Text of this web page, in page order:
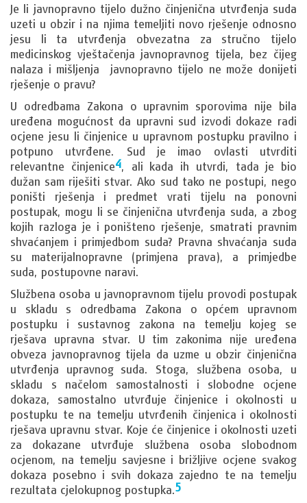
Je li javnopravno tijelo dužno činjenična utvrđenja suda
uzeti u obzir i na njima temeljiti novo rješenje odnosno
jesu li ta utvrđenja obvezatna za stručno tijelo
medicinskog vještačenja javnopravnog tijela, bez čijeg
nalaza i mišljenja javnopravno tijelo ne može donijeti
rješenje o pravu?
U odredbama Zakona o upravnim sporovima nije bila
uređena mogućnost da upravni sud izvodi dokaze radi
ocjene jesu li činjenice u upravnom postupku pravilno i
potpuno utvrđene. Sud je imao ovlasti utvrditi
relevantne činjenice4, ali kada ih utvrdi, tada je bio
dužan sam riješiti stvar. Ako sud tako ne postupi, nego
poništi rješenja i predmet vrati tijelu na ponovni
postupak, mogu li se činjenična utvrđenja suda, a zbog
kojih razloga je i poništeno rješenje, smatrati pravnim
shvaćanjem i primjedbom suda? Pravna shvaćanja suda
su materijalnopravne (primjena prava), a primjedbe
suda, postupovne naravi.
Službena osoba u javnopravnom tijelu provodi postupak
u skladu s odredbama Zakona o općem upravnom
postupku i sustavnog zakona na temelju kojeg se
rješava upravna stvar. U tim zakonima nije uređena
obveza javnopravnog tijela da uzme u obzir činjenična
utvrđenja upravnog suda. Stoga, službena osoba, u
skladu s načelom samostalnosti i slobodne ocjene
dokaza, samostalno utvrđuje činjenice i okolnosti u
postupku te na temelju utvrđenih činjenica i okolnosti
rješava upravnu stvar. Koje će činjenice i okolnosti uzeti
za dokazane utvrđuje službena osoba slobodnom
ocjenom, na temelju savjesne i brižljive ocjene svakog
dokaza posebno i svih dokaza zajedno te na temelju
rezultata cjelokupnog postupka.5